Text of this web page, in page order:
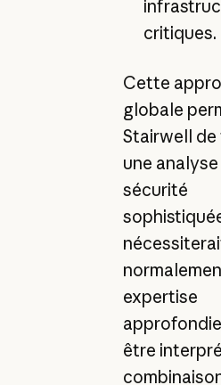
critiques.
Cette
globale
Stairwell
une
sécurité
expertise
être